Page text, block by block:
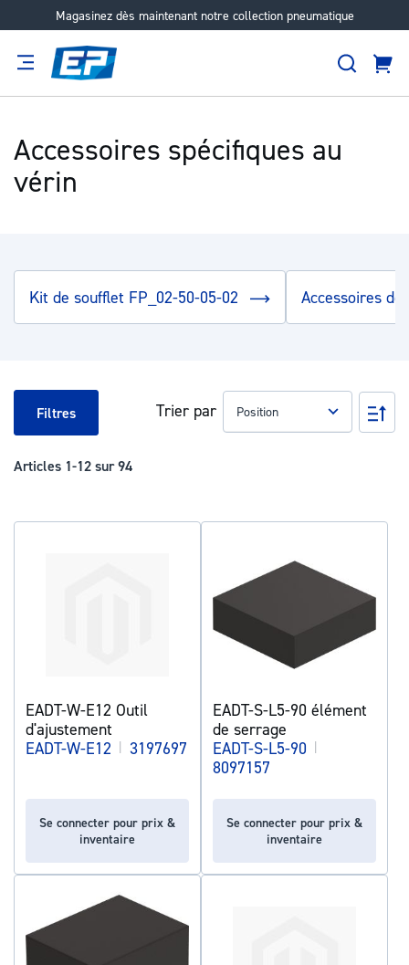
Magasinez dès maintenant notre collection pneumatique
Aller
Accessoires spécifiques au
vérin
Kit de soufflet FP_02-50-05-02 Accessoires
Articles 1-12 sur94
Trier par
Par
EADT-W-E12 Outil
d'ajustement
EADT-W-E12 | 3197697
Se connecter pour prix &
inventaire
EADT-S-L5-90 élément
de serrage
EADT-S-L5-90 |
8097157
Se connecter pour prix &
inventaire
Filtres